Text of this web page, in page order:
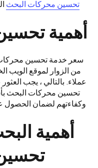
تحسين محركات البحث
أهمية
سعر خدمة تحسين
من الزوار لموقع الويب
عملاء. بالتالي ، يجب
تحسين محركات البحث
وكفاءتهم لضمان الحصول
أهمية